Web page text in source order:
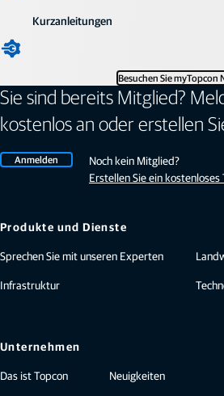
Kurzanleitungen
Besuchen Sie myTopcon
Sie sind bereits Mitglied?
kostenlos an oder erstellen
Anmelden
Noch kein Mitglied?
Erstellen Sie ein kostenloses
Produkte und Dienste
Sprechen Sie mit unseren Experten
Infrastruktur
Unternehmen
Das ist Topcon
Neuigkeiten